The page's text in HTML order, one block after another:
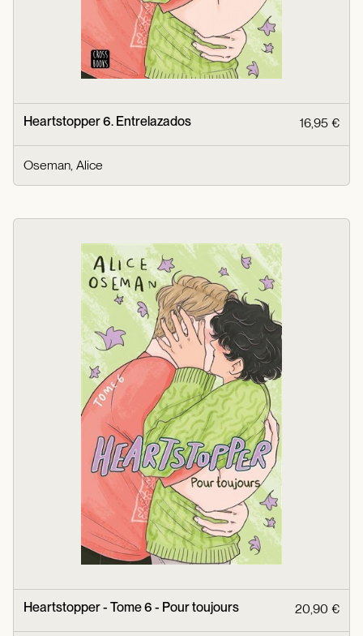
Heartstopper 6. Entrelazados 16,95 €
Oseman, Alice
Heartstopper - Tome 6 - Pour toujours 20,90 €